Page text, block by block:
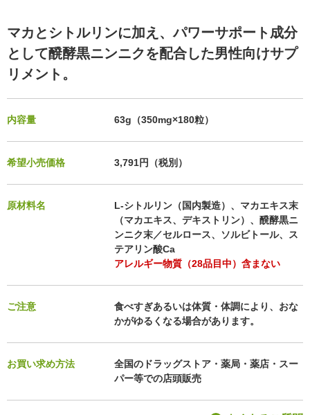
マカとシトルリンに加え、パワーサポート成分
として醗酵黒ニンニクを配合した男性向けサプ
リメント。
内容量 63g（350mg×180粒）
希望小売価格 3,791円（税別）
原材料名
L-シトルリン（国内製造）、マカエキス末
（マカエキス、デキストリン）、醗酵黒ニ
ンニク末／セルロース、ソルビトール、ス
テアリン酸Ca
アレルギー物質（28品目中）含まない
ご注意
食べすぎあるいは体質・体調により、おな
かがゆるくなる場合があります。
お買い求め方法
全国のドラッグストア・薬局・薬店・スー
パー等での店頭販売